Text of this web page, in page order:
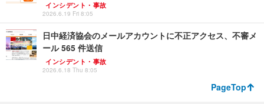
インシデント・事故
2026.6.19 Fri 8:05
日中経済協会のメールアカウントに不正アクセス、不審メ
ール 565 件送信
インシデント・事故
2026.6.18 Thu 8:05
PageTop